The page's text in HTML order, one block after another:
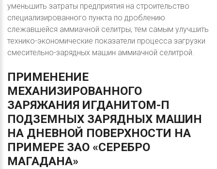
уменьшить затраты предприятия на строительство
специализированного пункта по дроблению
слежавшейся аммиачной селитры, тем самым улучшить
технико-экономические показатели процесса загрузки
смесительно-зарядных машин аммиачной селитрой.
ПРИМЕНЕНИЕ
МЕХАНИЗИРОВАННОГО
ЗАРЯЖАНИЯ ИГДАНИТОМ-П
ПОДЗЕМНЫХ ЗАРЯДНЫХ МАШИН
НА ДНЕВНОЙ ПОВЕРХНОСТИ НА
ПРИМЕРЕ ЗАО «СЕРЕБРО
МАГАДАНА»